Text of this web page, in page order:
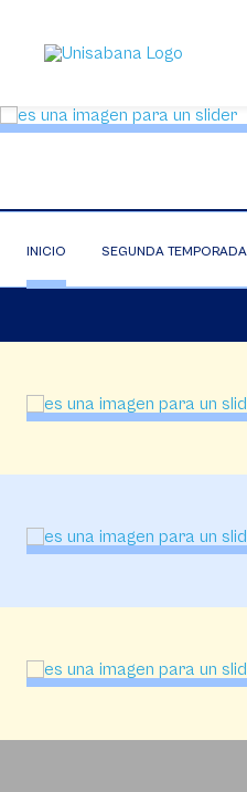
contenido
principal
INICIO SEGUNDA TEMPORADA